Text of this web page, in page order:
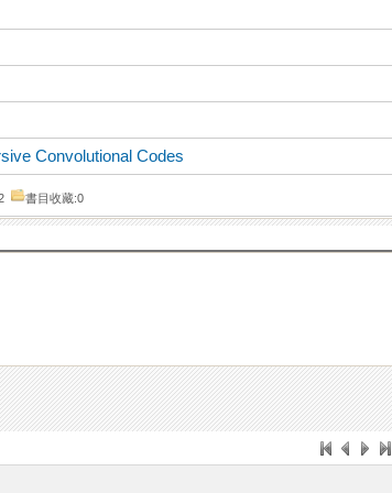
Convolutional Codes
書目收藏:0